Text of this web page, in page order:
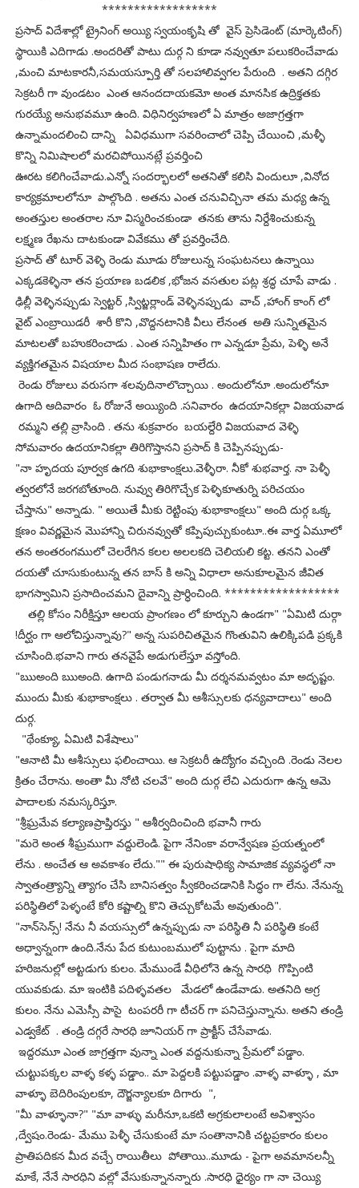
******************
ప్రసాద్ విదేశాల్లో ట్రైనింగ్ అయ్యి స్వయంకృషి తో వైస్ ప్రెసిడెంట్ (మార్కెటింగ్)
స్థాయికి ఎదిగాడు .అందరితో పాటు దుర్గ ని కూడా నవ్వుతూ పలుకరించేవాడు
,మంచి మాటకారనీ,సమయస్పూర్తి తో సలహాలివ్వగల పేరుంది . అతని దగ్గిర
సెక్రటరీ గా వుండటం ఎంత ఆనందదాయకమో అంత మానసిక ఉద్రిక్తతకు
గురయ్యే అనుభవమూ ఉంది. విధినిర్వహణలో ఏ మాత్రం అజాగ్రత్తగా
ఉన్నామందలించి దాన్ని ఏవిధముగా సవరించాలో చెప్పి చేయించి ,మళ్ళీ
కొన్ని నిమిషాలలో మరచిపోయినట్లే ప్రవర్తించి
ఊరట కలిగించేవాడు.ఎన్నో సందర్భాలలో అతనితో కలిసి విందులూ ,వినోద
కార్యక్రమాలలోనూ పాల్గొంది . అతను ఎంత చనువిచ్చినా తమ మధ్య ఉన్న
అంతస్తుల అంతరాల నూ విస్మరించకుండా తనకు తాను నిర్దేశించుకున్న
లక్ష్మణ రేఖను దాటకుండా వివేకము తో ప్రవర్తించేది.
ప్రసాద్ తో టూర్ వెళ్ళి రెండు మూడు రోజులున్న సంఘటనలు ఉన్నాయి
ఎక్కడకెళ్ళినా తన ప్రయాణ బడలిక ,భోజన వసతుల పట్ల శ్రద్ధ చూపే వాడు .
ఢిల్లీ వెళ్ళినప్పుడు స్వెట్టర్ ,స్విట్జర్లాండ్ వెళ్ళినప్పుడు వాచ్ ,హాంగ్ కాంగ్ లో
వైట్ ఎంబ్రాయిడరీ శారీ కొని ,వొద్దనటానికి వీలు లేనంత అతి సున్నితమైన
మాటలతో బహుకరించాడు . ఎంత సన్నిహితం గా ఎన్నడూ ప్రేమ, పెళ్ళి అనే
వ్యక్తిగతమైన విషయాల మీద సంభాషణ రాలేదు.
రెండు రోజులు వరుసగా శలవుదినాలొచ్చాయి . అందులోనూ .అందులోనూ
ఉగాది ఆదివారం ఓ రోజునే అయ్యింది .సనివారం ఉదయానికల్లా విజయవాడ
రమ్మని తల్లి వ్రాసింది . తను శుక్రవారం బయల్దేరి విజయవాద వెళ్ళి
సోమవారం ఉదయానికల్లా తిరిగొస్తానని ప్రసాద్ కి చెప్పినప్పుడు-
"నా హృదయ పూర్వక ఉగది శుభాకాంక్షలు.వెళ్ళీరా. నీకో శుభవార్త. నా పెళ్ళీ
త్వరలోనే జరగబోతూంది. నువ్వు తిరిగొచ్చేక పెళ్ళికూతుర్ని పరిచయం
చేస్తాను" అన్నాడు. " అయితే మీకు రెట్టింపు శుభాకాంక్షలు" అంది దుర్గ ఒక్క
క్షణం వివర్ణమైన మొహాన్ని చిరునవ్వుతో కప్పిపుచ్చుకుంటూ..ఈ వార్త ఏమూలో
తన అంతరంగములో చెలరేగిన కలల అలలకది చెలియలి కట్ట. తనని ఎంతో
దయతో చూసుకుంటున్న తన బాస్ కి అన్ని విధాలా అనుకూలమైన జీవిత
భాగస్వామిని ప్రసాదించమని దైవాన్ని ప్రార్ధించింది. ******************
తల్లి కోసం నిరీక్షిస్తూ ఆలయ ప్రాంగణం లో కూర్చుని ఉండగా" "ఏమిటి దుర్గా
!దీర్ఘం గా ఆలోచిస్తున్నావు?" అన్న సుపరిచితమైన గొంతువిని ఉలిక్కిపడి ప్రక్కకి
చూసింది.భవాని గారు తనవైపే అడుగులేస్తూ వస్తోంది.
"ఋఅంది ఋఅంది. ఉగాది పండుగనాడు మీ దర్శనమవ్వటం మా అదృష్టం.
ముందు మీకు శుభాకాంక్షలు . తర్వాత మీ ఆశీస్సులకు ధన్యవాదాలు" అంది
దుర్గ.
"థేంక్యూ, ఏమిటి విశేషాలు"
"ఆనాటి మీ ఆశీస్సులు ఫలించాయి. ఆ సెక్రటరీ ఉద్యోగం వచ్చింది .రెండు నెలల
క్రితం చేరాను. అంతా మీ నోటి చలవే" అంది దుర్గ లేచి ఎదురుగా ఉన్న ఆమె
పాదాలకు నమస్కరిస్తూ.
"శ్రీఘ్రమేవ కల్యాణప్రాప్తిరస్తు " ఆశీర్వదించింది భవానీ గారు
"మరె అంత శీఘ్రముగా వద్దులెండి. పైగా నేనింకా వరాన్వేషణ ప్రయత్నంలో
లేను . అంచేత ఆ అవకాశం లేదు."" ఈ పురుషాధిక్య సామాజిక వ్యవస్థలో నా
స్వాతంత్ర్యాన్ని త్యాగం చేసి బానిసత్వం స్వీకరించడానికి సిద్ధం గా లేను. నేనున్న
పరిస్థితిలో పెళ్ళంటే కోరి కష్టాల్ని కొని తెచ్చుకోటమే అవుతుంది".
"నాన్‌సెన్స్! నేను నీ వయస్సులో ఉన్నప్పుడు నా పరిస్థితి నీ పరిస్థితి కంటే
అధ్వాన్నంగా ఉంది.నేను పేద కుటుంబములో పుట్టాను . పైగా మాది
హరిజనుల్లో అట్టడుగు కులం. మేముండే వీధిలోనె ఉన్న సారధి గొప్పింటి
యువకుడు. మా ఇంటికి పదిళ్ళవతల మేడలో ఉండేవాడు. అతనిది అగ్ర
కులం. నేను ఎమెస్సీ పాసై టంపరరీ గా టీచర్ గా పనిచెస్తున్నాను. అతని తండ్రి
ఎడ్వకేట్ . తండ్రి దగ్గరే సారధి జూనియర్ గా ప్రాక్టీస్ చేసేవాడు.
ఇద్దరమూ ఎంత జాగ్రత్తగా వున్నా ఎంత వద్దనుకున్నా ప్రేమలో పడ్డాం.
చుట్టుపక్కల వాళ్ళ కళ్ళ పడ్డాం.. మా పెద్దలకి పట్టుపడ్డాం .వాళ్ళ వాళ్ళూ , మా
వాళ్ళూ బెదిరింపులకూ, దౌర్జన్యాలకూ దిగారు ",
"మీ వాళ్ళూనా?" "మా వాళ్ళు మరీనూ,ఒకటి అగ్రకులాలంటే అవిశ్వాసం
,ద్వేషం.రెండు- మేము పెళ్ళీ చేసుకుంటే మా సంతానానికి చట్టప్రకారం కులం
ప్రాతిపదికన మీద వచ్చే రాయితీలు పోతాయి..మూడు - పైగా అవమానలన్నీ
మాకే, నేనే సారధిని వల్లో వేసుకున్నానన్నారు .సారధి ధైర్యం గా నా చెయ్యి